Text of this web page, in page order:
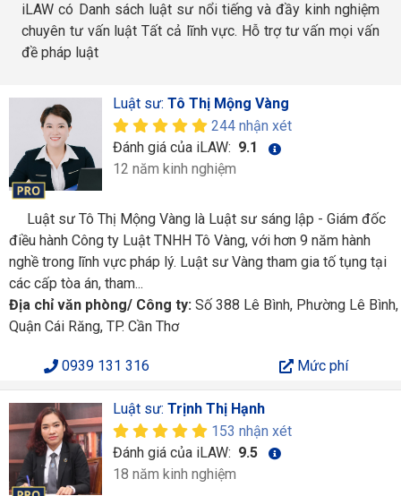
iLAW có Danh sách luật sư nổi tiếng và đầy kinh nghiệm
chuyên tư vấn luật Tất cả lĩnh vực. Hỗ trợ tư vấn mọi vấn
đề pháp luật
Luật sư: Tô Thị Mộng Vàng
244 nhận xét
Đánh giá của iLAW: 9.1
12 năm kinh nghiệm
Luật sư Tô Thị Mộng Vàng là Luật sư sáng lập - Giám đốc
điều hành Công ty Luật TNHH Tô Vàng, với hơn 9 năm hành
nghề trong lĩnh vực pháp lý. Luật sư Vàng tham gia tố tụng tại
các cấp tòa án, tham...
Địa chỉ văn phòng/ Công ty: Số 388 Lê Bình, Phường Lê Bình,
Quận Cái Răng, TP. Cần Thơ
0939 131 316 Mức phí
Luật sư: Trịnh Thị Hạnh
153 nhận xét
Đánh giá của iLAW: 9.5
18 năm kinh nghiệm